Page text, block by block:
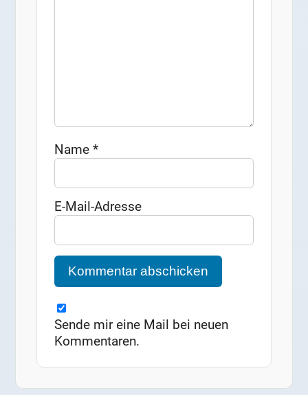
Name*
E-Mail-Adresse
Sende mir eine Mail bei neuen
Kommentaren.